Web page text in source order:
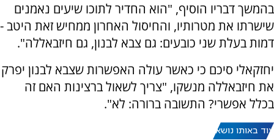
בהמשך דבריו הוסיף, "הוא החדיר לתוכו שיעים נאמנים
שישרתו את מטרותיו, והחיסול האחרון ממחיש זאת היטב -
דמות בעלת שני כובעים: גם צבא לבנון, גם חיזבאללה".
יחזקאלי סיכם כי כאשר עולה האפשרות שצבא לבנון יפרק
את חיזבאללה מנשקו, "צריך לשאול ברצינות האם זה
בכלל אפשרי? התשובה ברורה: לא".
עוד באותו נושא: